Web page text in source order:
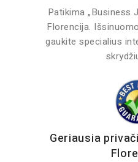
Patikima „Business
Florencija.
gaukite specialius
Geriausia